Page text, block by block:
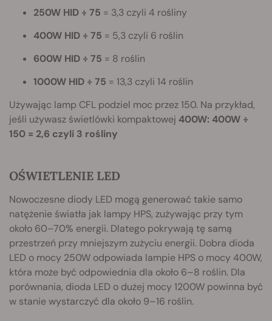
250W HID ÷ 75 = 3,3 czyli 4 rośliny
400W HID ÷ 75 = 5,3 czyli 6 roślin
600W HID ÷ 75 = 8 roślin
1000W HID ÷ 75 = 13,3 czyli 14 roślin
Używając lamp CFL podziel moc przez 150. Na przykład,
jeśli używasz świetlówki kompaktowej 400W: 400W ÷
150 = 2,6 czyli 3 rośliny
OŚWIETLENIE LED
Nowoczesne diody LED mogą generować takie samo
natężenie światła jak lampy HPS, zużywając przy tym
około 60–70% energii. Dlatego pokrywają tę samą
przestrzeń przy mniejszym zużyciu energii. Dobra dioda
LED o mocy 250W odpowiada lampie HPS o mocy 400W,
która może być odpowiednia dla około 6–8 roślin. Dla
porównania, dioda LED o dużej mocy 1200W powinna być
w stanie wystarczyć dla około 9–16 roślin.